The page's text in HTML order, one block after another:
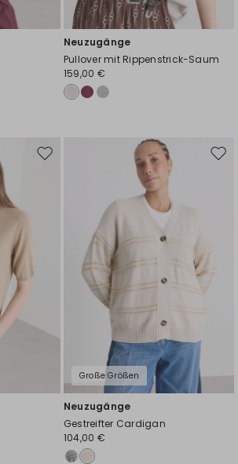
Neuzugänge
Pullover mit Rippenstrick-Saum
159,00 €
Auf
Große Größen
Auf
Neuzugänge
Gestreifter Cardigan
104,00 €